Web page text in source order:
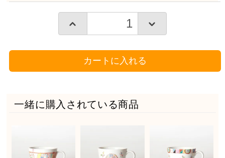
カートに入れる
一緒に購入されている商品